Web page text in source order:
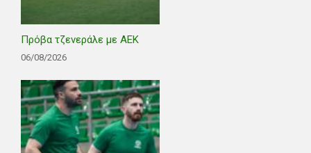
Πρόβα τζενεράλε με ΑΕΚ
06/08/2026